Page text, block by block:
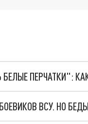
ПЕРЧАТКИ":
ВСУ. НО